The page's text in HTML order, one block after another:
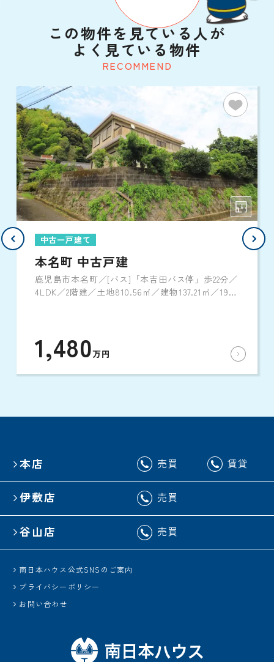
RECOMMEND
この物件を見ている人が
よく見ている物件
中古一戸建て
本名町 中古戸建
鹿児島市本名町／[バス]「本吉田バス停」歩22分／
4LDK／2階建／土地810.56㎡／建物137.21㎡／1984
1,480万円
本店 売買 賃貸
伊敷店 売買
谷山店 売買
南日本ハウス公式SNSのご案内
プライバシーポリシー
お問い合わせ